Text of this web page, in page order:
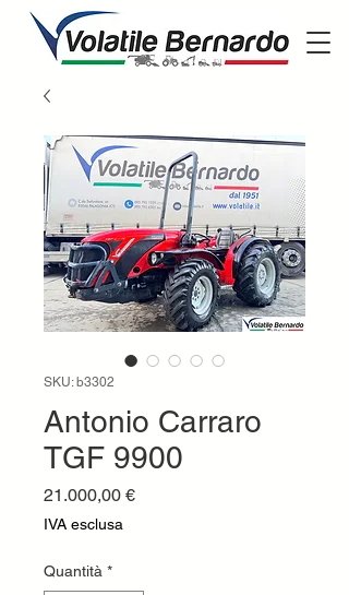
SKU: b3302
Antonio Carraro
TGF 9900
21.000,00 €Prezzo
IVA esclusa
Quantità *